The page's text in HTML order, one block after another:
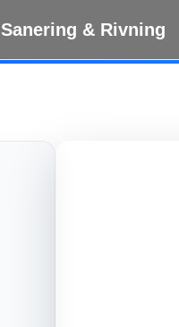
Sanering & Rivning